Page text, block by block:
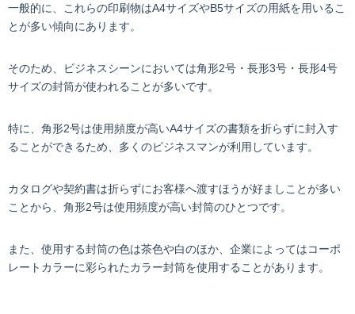
一般的に、これらの印刷物はA4サイズやB5サイズの用紙を用いるこ
とが多い傾向にあります。
そのため、ビジネスシーンにおいては角形2号・長形3号・長形4号
サイズの封筒が使われることが多いです。
特に、角形2号は使用頻度が高いA4サイズの書類を折らずに封入す
ることができるため、多くのビジネスマンが利用しています。
カタログや契約書は折らずにお客様へ渡すほうが好ましことが多い
ことから、角形2号は使用頻度が高い封筒のひとつです。
また、使用する封筒の色は茶色や白のほか、企業によってはコーポ
レートカラーに彩られたカラー封筒を使用することがあります。